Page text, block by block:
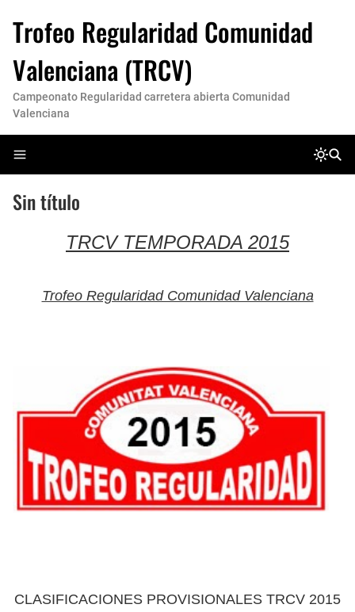
Trofeo Regularidad Comunidad
Valenciana (TRCV)
Campeonato Regularidad carretera abierta Comunidad
Valenciana
Sin título
TRCV TEMPORADA 2015
Trofeo Regularidad Comunidad Valenciana
CLASIFICACIONES PROVISIONALES TRCV 2015